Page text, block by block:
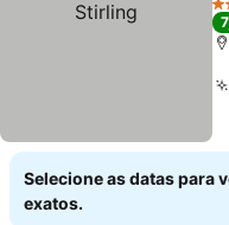
3
Selecione as datas para
exatos.